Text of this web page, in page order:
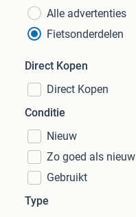
Alle advertenties
Fietsonderdelen
Direct Kopen
Direct Kopen
Conditie
Nieuw
Zo goed als nieuw
Gebruikt
Type